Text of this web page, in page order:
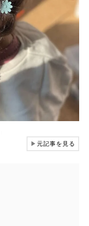
▶元記事を見る